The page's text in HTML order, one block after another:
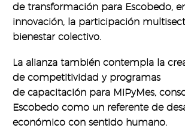
de transformación para Escobedo,
innovación, la participación
bienestar colectivo.
La alianza también contempla la
de competitividad y programas
de capacitación para MiPyMes,
Escobedo como un referente de
económico con sentido humano.